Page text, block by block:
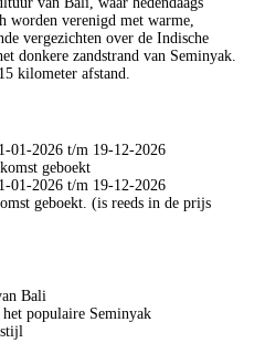
worden verenigd met warme,
vergezichten over de Indische
donkere zandstrand van Seminyak.
kilometer afstand.
01-2026 t/m 19-12-2026
geboekt
01-2026 t/m 19-12-2026
geboekt. (is reeds in de prijs
Bali
populaire Seminyak
stijl